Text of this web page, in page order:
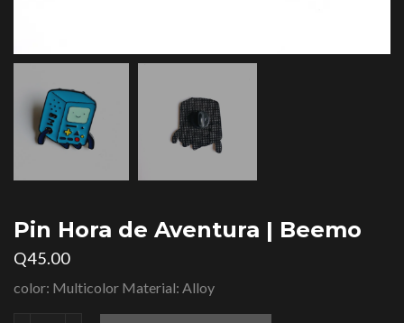
Pin Hora de Aventura | Beemo
Q45.00
color: Multicolor Material: Alloy